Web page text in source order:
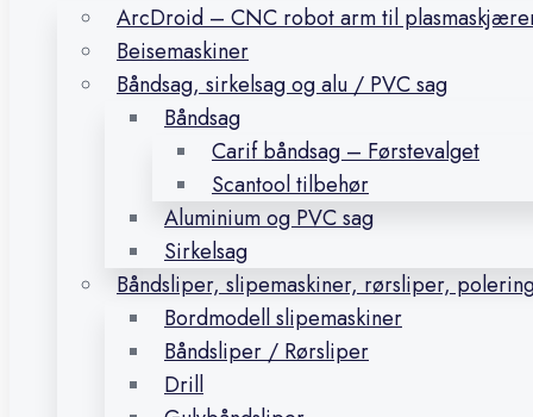
ArcDroid – CNC robot arm til
Beisemaskiner
Båndsag, sirkelsag og alu / PVC sag
Båndsag
Carif båndsag – Førstevalget
Scantool tilbehør
Aluminium og PVC sag
Sirkelsag
Båndsliper, slipemaskiner, rørsliper,
Bordmodell slipemaskiner
Båndsliper / Rørsliper
Drill